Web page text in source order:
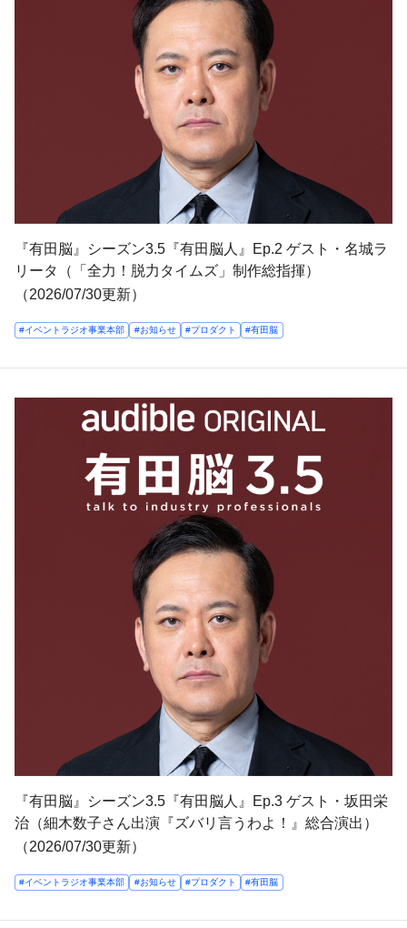
『有田脳』シーズン3.5『有田脳人』Ep.2 ゲスト・名城ラ
リータ（「全力！脱力タイムズ」制作総指揮）
（2026/07/30更新）
#イベントラジオ事業本部 #お知らせ #プロダクト #有田脳
『有田脳』シーズン3.5『有田脳人』Ep.3 ゲスト・坂田栄
治（細木数子さん出演『ズバリ言うわよ！』総合演出）
（2026/07/30更新）
#イベントラジオ事業本部 #お知らせ #プロダクト #有田脳